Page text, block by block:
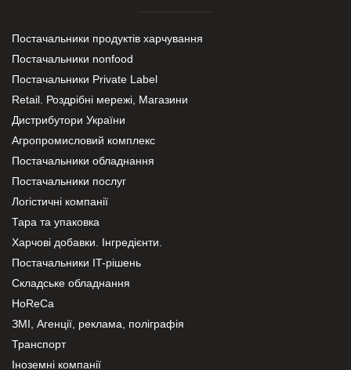
Постачальники продуктів харчування
Постачальники nonfood
Постачальники Private Label
Retail. Роздрібні мережі, Магазини
Дистрибутори України
Агропромисловий комплекс
Постачальники обладнання
Постачальники послуг
Логістичні компанії
Тара та упаковка
Харчові добавки. Інгредієнти.
Постачальники IT-рішень
Складське обладнання
HoReCa
ЗМІ, Агенції, реклама, поліграфія
Транспорт
Іноземні компанії